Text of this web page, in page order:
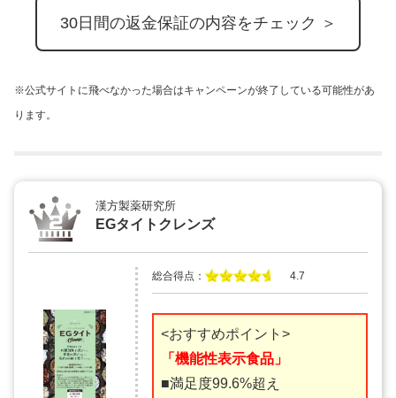
30日間の返金保証の内容をチェック ＞
※公式サイトに飛べなかった場合はキャンペーンが終了している可能性があ
ります。
漢方製薬研究所
EGタイトクレンズ
総合得点： 4.7
<おすすめポイント>
「機能性表示食品」
■満足度99.6%超え